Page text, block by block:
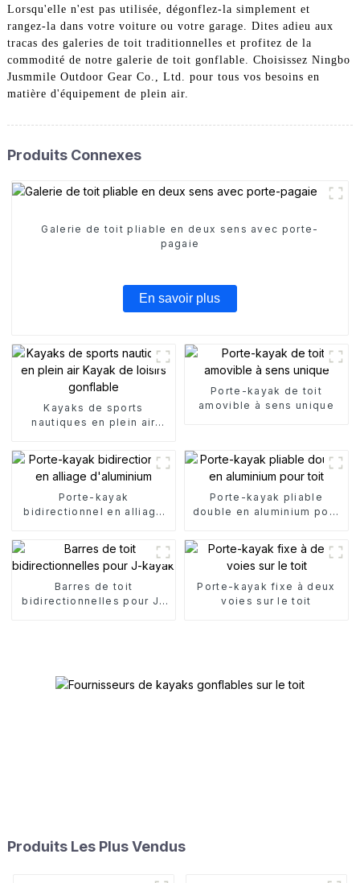
Lorsqu'elle n'est pas utilisée, dégonflez-la simplement et
rangez-la dans votre voiture ou votre garage. Dites adieu aux
tracas des galeries de toit traditionnelles et profitez de la
commodité de notre galerie de toit gonflable. Choisissez Ningbo
Jusmmile Outdoor Gear Co., Ltd. pour tous vos besoins en
matière d'équipement de plein air.
Produits Connexes
Galerie de toit pliable en deux sens avec porte-
pagaie
En savoir plus
Kayaks de sports
nautiques en plein air
Porte-kayak de toit
amovible à sens unique
Porte-kayak
bidirectionnel en alliage
Porte-kayak pliable
double en aluminium pour
Barres de toit
bidirectionnelles pour J-
Porte-kayak fixe à deux
voies sur le toit
Produits Les Plus Vendus